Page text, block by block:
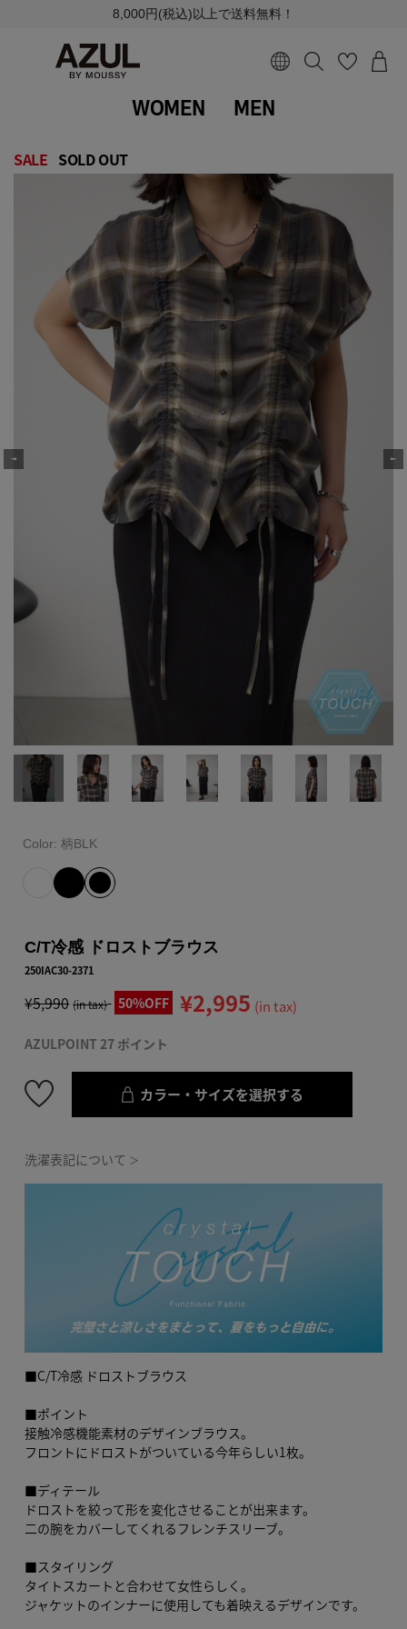
8,000円(税込)以上で送料無料！
WOMEN MEN
SALE SOLD OUT
Color: 柄BLK
C/T冷感 ドロストブラウス
250IAC30-2371
¥5,990 (in tax) 50%OFF ¥2,995 (in tax)
AZULPOINT 27 ポイント
カラー・サイズを選択する
洗濯表記について ＞
■C/T冷感 ドロストブラウス
■ポイント
接触冷感機能素材のデザインブラウス。
フロントにドロストがついている今年らしい1枚。
■ディテール
ドロストを絞って形を変化させることが出来ます。
二の腕をカバーしてくれるフレンチスリーブ。
■スタイリング
タイトスカートと合わせて女性らしく。
ジャケットのインナーに使用しても着映えるデザインです。